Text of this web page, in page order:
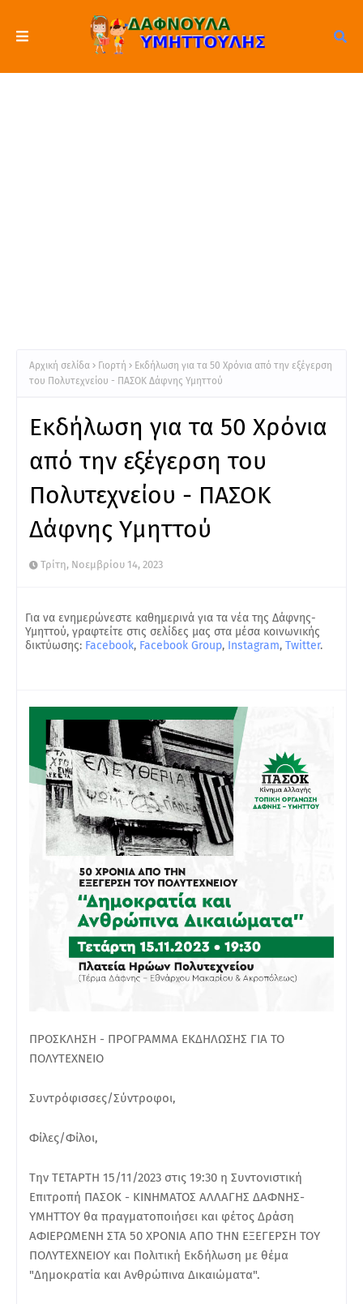
Αρχική σελίδα Γιορτή
Εκδήλωση για τα 50 Χρόνια από την εξέγερση
του Πολυτεχνείου - ΠΑΣΟΚ Δάφνης Υμηττού
Εκδήλωση για τα 50 Χρόνια
από την εξέγερση του
Πολυτεχνείου - ΠΑΣΟΚ
Δάφνης Υμηττού
Τρίτη, Νοεμβρίου 14, 2023
Για να ενημερώνεστε καθημερινά για τα νέα της Δάφνης-
Υμηττού, γραφτείτε στις σελίδες μας στα μέσα κοινωνικής
δικτύωσης: Facebook, Facebook Group, Instagram, Twitter.
ΠΡΟΣΚΛΗΣΗ - ΠΡΟΓΡΑΜΜΑ ΕΚΔΗΛΩΣΗΣ ΓΙΑ ΤΟ
ΠΟΛΥΤΕΧΝΕΙΟ
Συντρόφισσες/Σύντροφοι,
Φίλες/Φίλοι,
Την ΤΕΤΑΡΤΗ 15/11/2023 στις 19:30 η Συντονιστική
Επιτροπή ΠΑΣΟΚ - ΚΙΝΗΜΑΤΟΣ ΑΛΛΑΓΗΣ ΔΑΦΝΗΣ-
ΥΜΗΤΤΟΥ θα πραγματοποιήσει και φέτος Δράση
ΑΦΙΕΡΩΜΕΝΗ ΣΤΑ 50 ΧΡΟΝΙΑ ΑΠΟ ΤΗΝ ΕΞΕΓΕΡΣΗ ΤΟΥ
ΠΟΛΥΤΕΧΝΕΙΟΥ και Πολιτική Εκδήλωση με θέμα
"Δημοκρατία και Ανθρώπινα Δικαιώματα".